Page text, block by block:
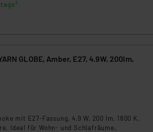
GLOBE, Amber, E27, 4.9W, 200lm,
mit E27-Fassung, 4,9 W, 200 lm, 1800 K,
Ideal für Wohn- und Schlafräume,